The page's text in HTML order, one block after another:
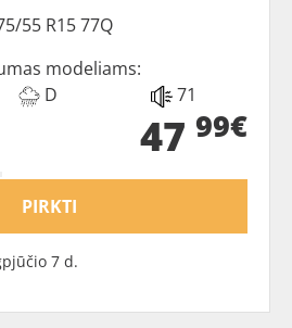
55 R15 77Q
modeliams:
D 71
47 99€
PIRKTI
7 d.